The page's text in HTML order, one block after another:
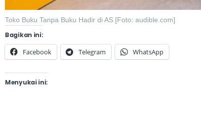
Toko Buku Tanpa Buku Hadir di AS [Foto: audible.com]
Bagikan ini:
Facebook Telegram WhatsApp
Menyukai ini: